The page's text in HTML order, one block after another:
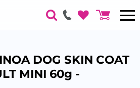
DOG SKIN COAT
MINI 60g -